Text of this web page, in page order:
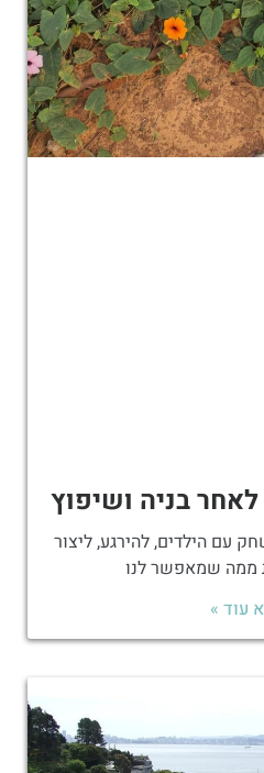
בניה ושיפוץ
עם הילדים, להירגע, ליצור
ממה שמאפשר לנו
עוד »